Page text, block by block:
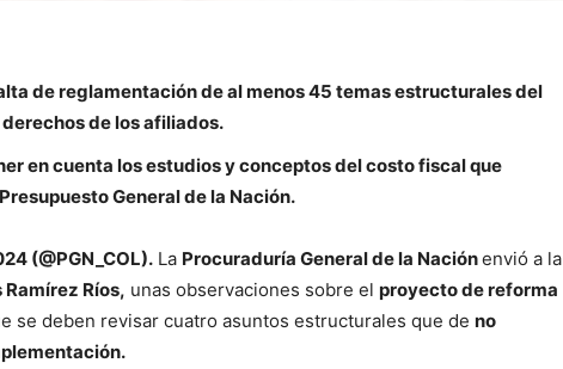
de reglamentación de al menos 45 temas estructurales del
de los afiliados.
en cuenta los estudios y conceptos del costo fiscal que
General de la Nación.
(@PGN_COL). La Procuraduría General de la Naciónenvió a la
Ramírez Ríos, unas observaciones sobre el proyecto de reforma
se deben revisar cuatro asuntos estructurales que de no